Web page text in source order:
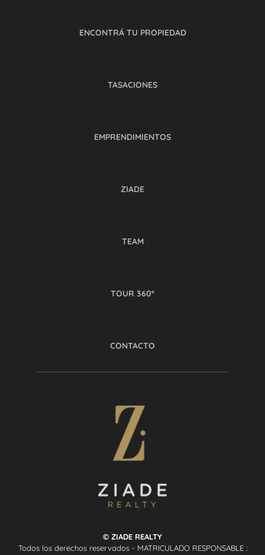
ENCONTRÁ TU PROPIEDAD
TASACIONES
EMPRENDIMIENTOS
ZIADE
TEAM
TOUR 360º
CONTACTO
© ZIADE REALTY
Todos los derechos reservados - MATRICULADO RESPONSABLE :